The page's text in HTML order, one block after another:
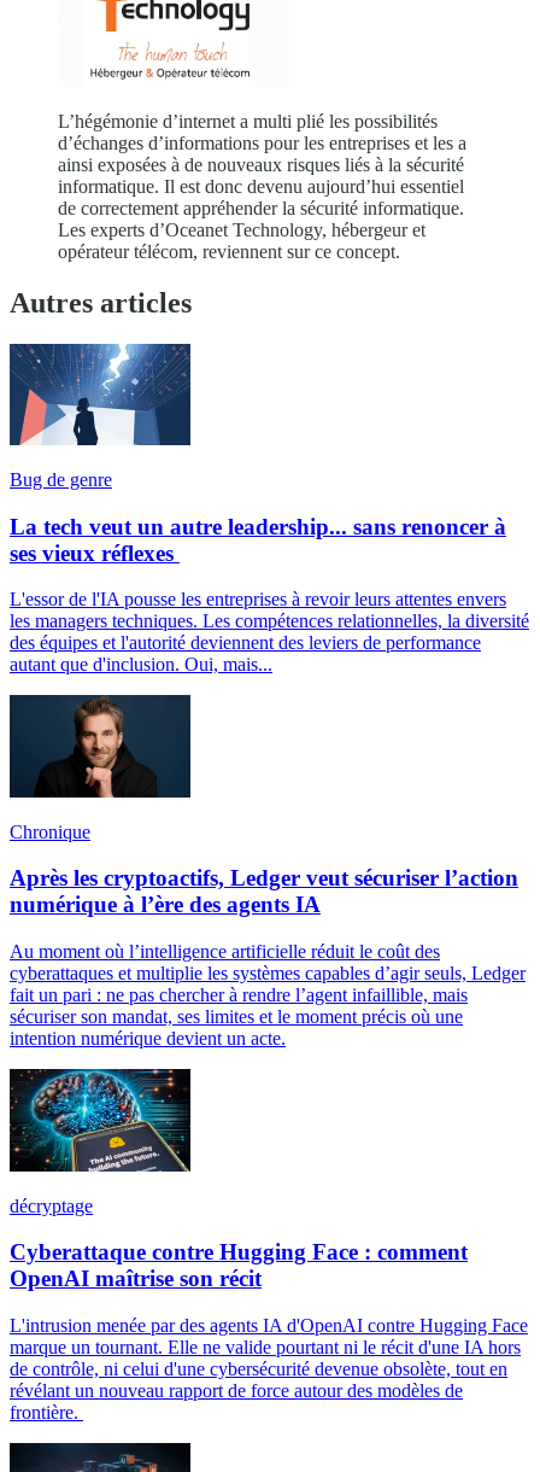
L’hégémonie d’internet a multi plié les possibilités
d’échanges d’informations pour les entreprises et les a
ainsi exposées à de nouveaux risques liés à la sécurité
informatique. Il est donc devenu aujourd’hui essentiel
de correctement appréhender la sécurité informatique.
Les experts d’Oceanet Technology, hébergeur et
opérateur télécom, reviennent sur ce concept.
Autres articles
Bug de genre
La tech veut un autre leadership... sans renoncer à
ses vieux réflexes
L'essor de l'IA pousse les entreprises à revoir leurs attentes envers
les managers techniques. Les compétences relationnelles, la diversité
des équipes et l'autorité deviennent des leviers de performance
autant que d'inclusion. Oui, mais...
Chronique
Après les cryptoactifs, Ledger veut sécuriser l’action
numérique à l’ère des agents IA
Au moment où l’intelligence artificielle réduit le coût des
cyberattaques et multiplie les systèmes capables d’agir seuls, Ledger
fait un pari : ne pas chercher à rendre l’agent infaillible, mais
sécuriser son mandat, ses limites et le moment précis où une
intention numérique devient un acte.
décryptage
Cyberattaque contre Hugging Face : comment
OpenAI maîtrise son récit
L'intrusion menée par des agents IA d'OpenAI contre Hugging Face
marque un tournant. Elle ne valide pourtant ni le récit d'une IA hors
de contrôle, ni celui d'une cybersécurité devenue obsolète, tout en
révélant un nouveau rapport de force autour des modèles de
frontière.